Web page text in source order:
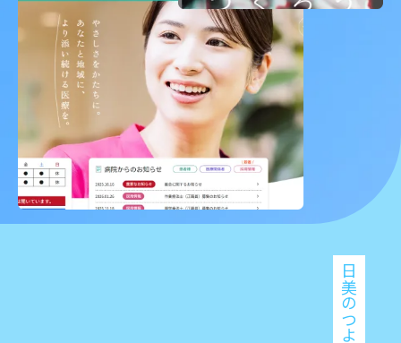
日美のつよみ